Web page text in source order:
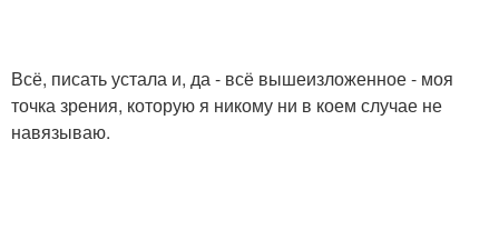
Всё, писать устала и, да - всё вышеизложенное - моя
точка зрения, которую я никому ни в коем случае не
навязываю.